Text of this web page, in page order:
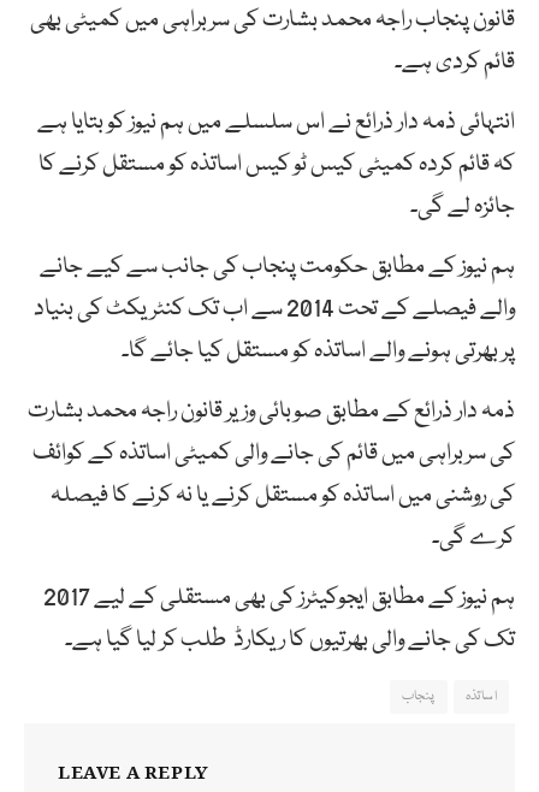
قانون پنجاب راجہ محمد بشارت کی سربراہی میں کمیٹی بھی
قائم کردی ہے۔
انتہائی ذمہ دار ذرائع نے اس سلسلے میں ہم نیوز کو بتایا ہے
کہ قائم کردہ کمیٹی کیس ٹو کیس اساتذہ کو مستقل کرنے کا
جائزہ لے گی۔
ہم نیوز کے مطابق حکومت پنجاب کی جانب سے کیے جانے
والے فیصلے کے تحت 2014 سے اب تک کنٹریکٹ کی بنیاد
پر بھرتی ہونے والے اساتذہ کو مستقل کیا جائے گا۔
ذمہ دار ذرائع کے مطابق صوبائی وزیر قانون راجہ محمد بشارت
کی سربراہی میں قائم کی جانے والی کمیٹی اساتذہ کے کوائف
کی روشنی میں اساتذہ کو مستقل کرنے یا نہ کرنے کا فیصلہ
کرے گی۔
ہم نیوز کے مطابق ایجوکیٹرز کی بھی مستقلی کے لیے 2017
تک کی جانے والی بھرتیوں کا ریکارڈ طلب کر لیا گیا ہے۔
اساتذہ پنجاب
LEAVE A REPLY